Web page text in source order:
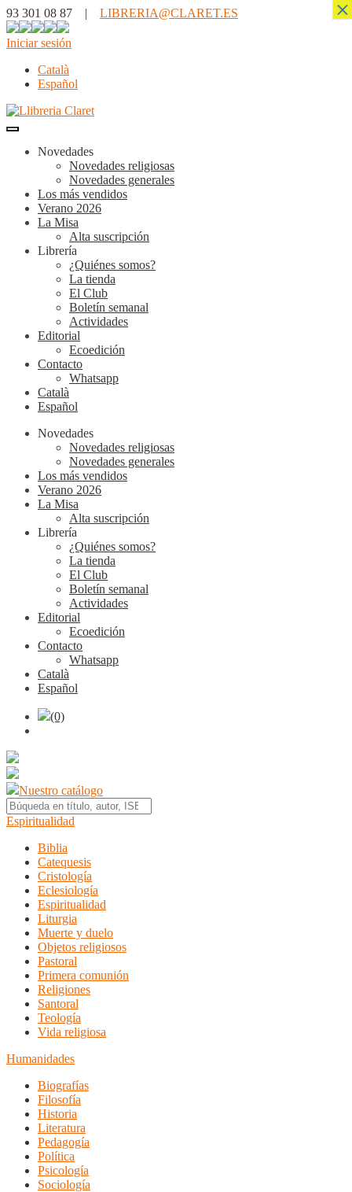
93 301 08 87 | LIBRERIA@CLARET.ES
Iniciar sesión
Català
Español
Novedades
Novedades religiosas
Novedades generales
Los más vendidos
Verano 2026
La Misa
Alta suscripción
Librería
¿Quiénes somos?
La tienda
El Club
Boletín semanal
Actividades
Editorial
Ecoedición
Contacto
Whatsapp
Català
Español
Novedades
Novedades religiosas
Novedades generales
Los más vendidos
Verano 2026
La Misa
Alta suscripción
Librería
¿Quiénes somos?
La tienda
El Club
Boletín semanal
Actividades
Editorial
Ecoedición
Contacto
Whatsapp
Català
Español
(0)
Nuestro catálogo
Espiritualidad
Biblia
Catequesis
Cristología
Eclesiología
Espiritualidad
Liturgia
Muerte y duelo
Objetos religiosos
Pastoral
Primera comunión
Religiones
Santoral
Teología
Vida religiosa
Humanidades
Biografías
Filosofía
Historia
Literatura
Pedagogía
Política
Psicología
Sociología
×